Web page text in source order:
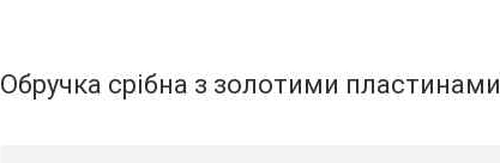
Обручка срібна з золотими пластинами